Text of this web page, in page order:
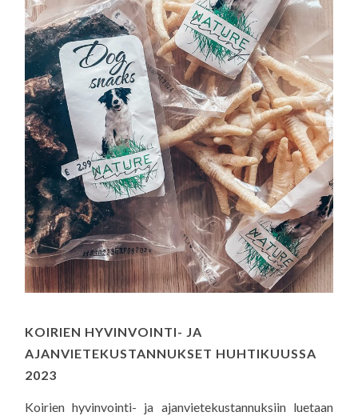
KOIRIEN HYVINVOINTI- JA
AJANVIETEKUSTANNUKSET HUHTIKUUSSA
2023
Koirien hyvinvointi- ja ajanvietekustannuksiin luetaan